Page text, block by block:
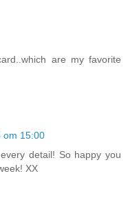
are my favorite
om 15:00
detail! So happy you
XX